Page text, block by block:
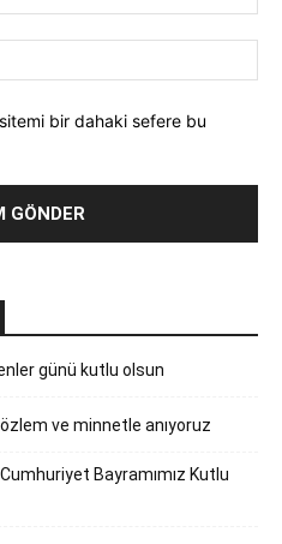
bir dahaki sefere bu
günü kutlu olsun
ve minnetle anıyoruz
Bayramımız Kutlu